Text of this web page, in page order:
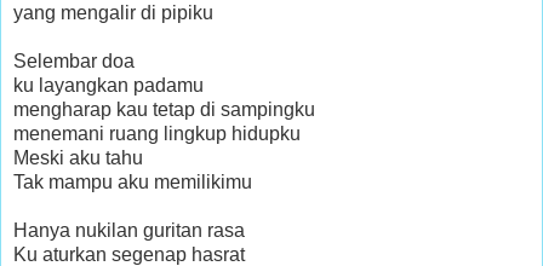
yang mengalir di pipiku
Selembar doa
ku layangkan padamu
mengharap kau tetap di sampingku
menemani ruang lingkup hidupku
Meski aku tahu
Tak mampu aku memilikimu
Hanya nukilan guritan rasa
Ku aturkan segenap hasrat